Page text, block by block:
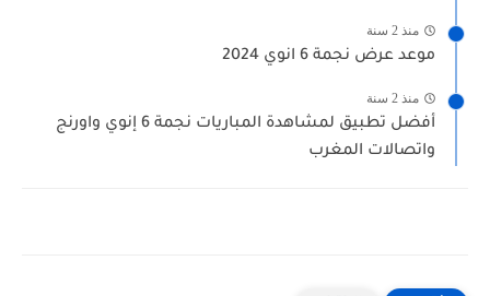
منذ 2 سنة
موعد عرض نجمة 6 انوي 2024
منذ 2 سنة
أفضل تطبيق لمشاهدة المباريات نجمة 6 إنوي واورنج
واتصالات المغرب